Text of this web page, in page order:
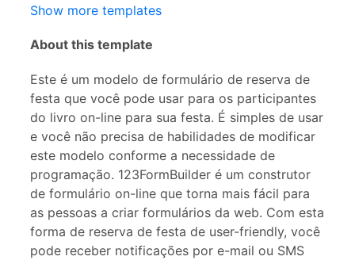
Show more templates
About this template
Este é um modelo de formulário de reserva de
festa que você pode usar para os participantes
do livro on-line para sua festa. É simples de usar
e você não precisa de habilidades de modificar
este modelo conforme a necessidade de
programação. 123FormBuilder é um construtor
de formulário on-line que torna mais fácil para
as pessoas a criar formulários da web. Com esta
forma de reserva de festa de user-friendly, você
pode receber notificações por e-mail ou SMS